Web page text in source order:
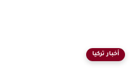
أخبار تركيا